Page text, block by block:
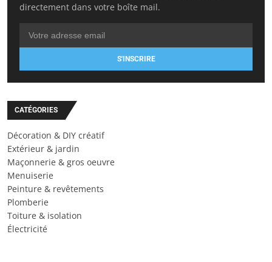
directement dans votre boîte mail.
S'INSCRIRE
CATÉGORIES
Décoration & DIY créatif
Extérieur & jardin
Maçonnerie & gros oeuvre
Menuiserie
Peinture & revêtements
Plomberie
Toiture & isolation
Électricité